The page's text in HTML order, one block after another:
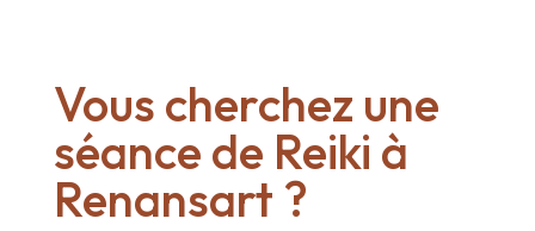
Vous cherchez une
séance de Reiki à
Renansart ?